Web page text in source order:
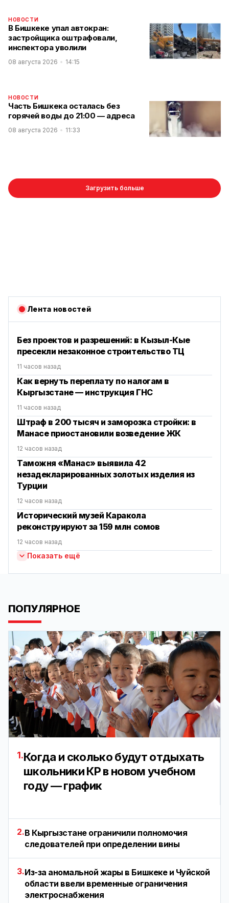
НОВОСТИ
В Бишкеке упал автокран:
застройщика оштрафовали,
инспектора уволили
08 августа 2026 14:15
НОВОСТИ
Часть Бишкека осталась без
горячей воды до 21:00 — адреса
08 августа 2026 11:33
Загрузить больше
Лента новостей
Без проектов и разрешений: в Кызыл-Кые
пресекли незаконное строительство ТЦ
11 часов назад
Как вернуть переплату по налогам в
Кыргызстане — инструкция ГНС
11 часов назад
Штраф в 200 тысяч и заморозка стройки: в
Манасе приостановили возведение ЖК
12 часов назад
Таможня «Манас» выявила 42
незадекларированных золотых изделия из
Турции
12 часов назад
Исторический музей Каракола
реконструируют за 159 млн сомов
12 часов назад
Показать ещё
ПОПУЛЯРНОЕ
1.Когда и сколько будут отдыхать
школьники КР в новом учебном
году — график
2.В Кыргызстане ограничили полномочия
следователей при определении вины
3.Из-за аномальной жары в Бишкеке и Чуйской
области ввели временные ограничения
электроснабжения